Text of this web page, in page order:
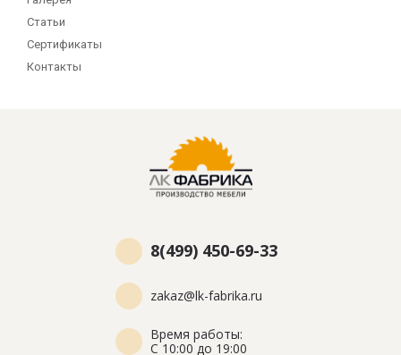
Статьи
Сертификаты
Контакты
8(499) 450-69-33
zakaz@lk-fabrika.ru
Время работы:
С 10:00 до 19:00